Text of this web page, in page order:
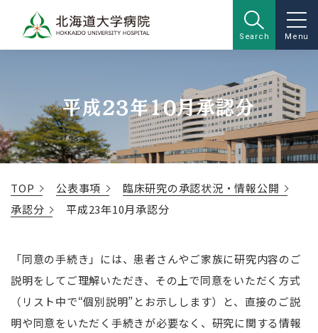
Search Menu
平成23年10月承認分
TOP 公表事項
臨床研究の承認状況・情報公開
承認分
平成23年10月承認分
「同意の手続き」には、患者さんやご家族に研究内容のご
説明をしてご理解いただき、その上で同意をいただく方式
（リスト中で“個別説明”とお示しします）と、直接のご説
明や同意をいただく手続きが必要なく、研究に関する情報